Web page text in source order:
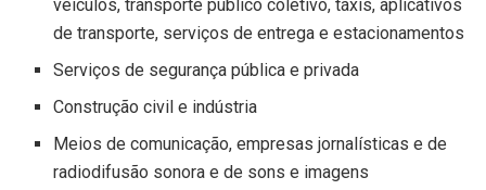
veículos, transporte público coletivo, táxis, aplicativos
de transporte, serviços de entrega e estacionamentos
Serviços de segurança pública e privada
Construção civil e indústria
Meios de comunicação, empresas jornalísticas e de
radiodifusão sonora e de sons e imagens